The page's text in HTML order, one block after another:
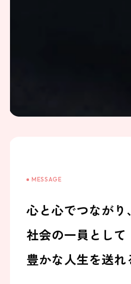
MESSAGE
心と心でつながり、
社会の一員として
豊かな人生を送れ